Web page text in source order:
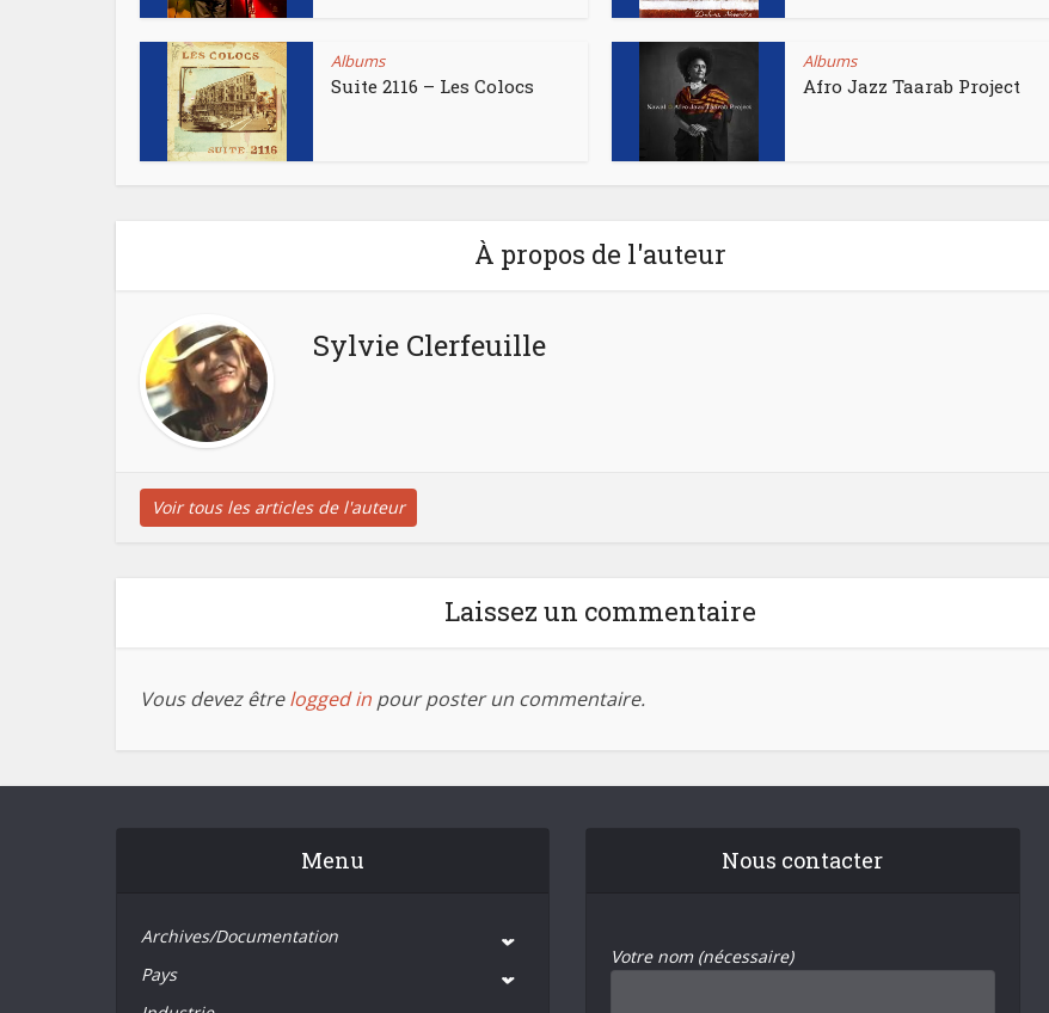
Albums
Suite 2116 – Les Colocs
Albums
Afro Jazz Taarab Project
À propos de l'auteur
Sylvie Clerfeuille
Voir tous les articles de l'auteur
Laissez un commentaire
Vous devez êtrelogged in pour poster un commentaire.
Menu
Archives/Documentation
Pays
Nous contacter
Votre nom (nécessaire)